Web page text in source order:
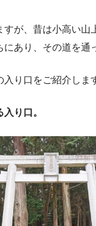
すが、昔は小高い山
にあり、その道を通
り口をご紹介しま
り口。